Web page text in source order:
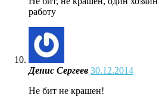
работу
Денис Сергеев 30.12.2014
Не бит не крашен!